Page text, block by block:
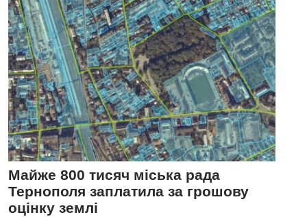
Майже 800 тисяч міська рада
Тернополя заплатила за грошову
оцінку землі